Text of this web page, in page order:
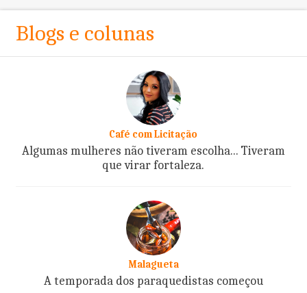
Blogs e colunas
Café com Licitação
Algumas mulheres não tiveram escolha... Tiveram
que virar fortaleza.
Malagueta
A temporada dos paraquedistas começou